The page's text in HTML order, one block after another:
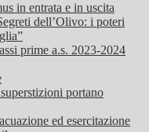
in entrata e in uscita
dell’Olivo: i poteri
prime a.s. 2023-2024
portano
ed esercitazione